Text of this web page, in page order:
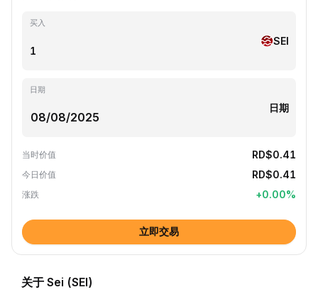
买入
SEI
日期
日期
当时价值 RD$0.41
今日价值 RD$0.41
涨跌 +0.00%
立即交易
关于 Sei (SEI)